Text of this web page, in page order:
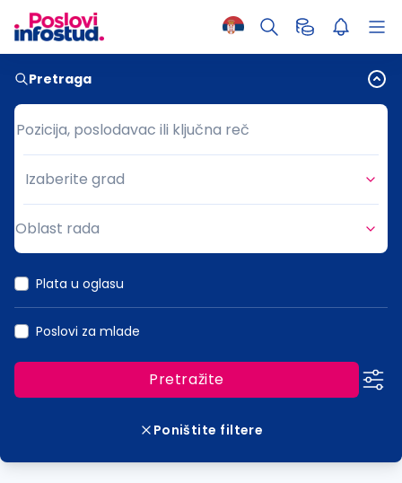
Pretraga
Pozicija, poslodavac ili ključna reč
Pozicija, poslodavac ili ključna reč
Grad
Izaberite grad
Oblast rada
Plata u oglasu
Poslovi za mlade
Pretražite
Poništite filtere